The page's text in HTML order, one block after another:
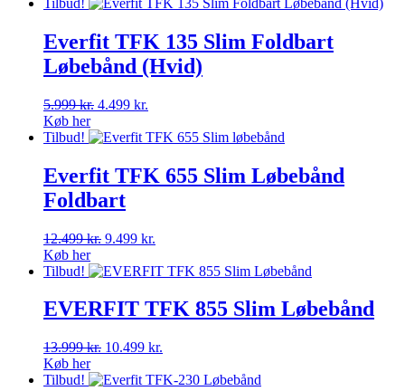
9.999 kr..4.999 kr..
Tilbud!
Everfit TFK 135 Slim Foldbart
Løbebånd (Hvid)
5.999kr. Den
pris
5.999 kr..
4.499 kr.
pris
4.499 kr..
Køb her
Tilbud!
Everfit TFK 655 Slim Løbebånd
Foldbart
12.499kr. Den
pris
12.499 kr..
9.499 kr.
pris
9.499 kr..
Køb her
Tilbud!
EVERFIT TFK 855 Slim Løbebånd
13.999kr. Den
pris
10.499 kr.
pris
Køb her
Tilbud!